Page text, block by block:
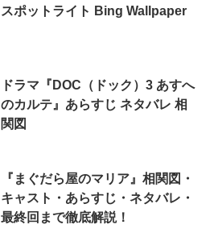
スポットライト Bing Wallpaper
ドラマ『DOC（ドック）3 あすへ
のカルテ』あらすじ ネタバレ 相
関図
『まぐだら屋のマリア』相関図・
キャスト・あらすじ・ネタバレ・
最終回まで徹底解説！